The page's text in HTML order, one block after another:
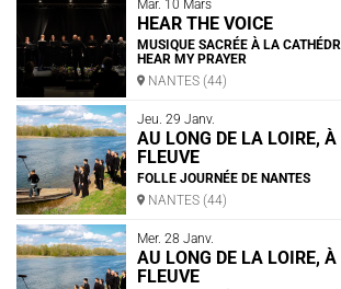
Mar. 10 Mars
HEAR THE VOICE
MUSIQUE SACRÉE À LA
HEAR MY PRAYER
NANTES (44)
Jeu. 29 Janv.
AU LONG DE LA LOIRE, À
FLEUVE
FOLLE JOURNÉE DE NANTES
NANTES (44)
Mer. 28 Janv.
AU LONG DE LA LOIRE, À
FLEUVE